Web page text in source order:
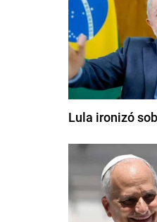
Lula ironizó